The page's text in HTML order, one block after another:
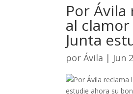
Por
al
Junta
porÁvila | Jun